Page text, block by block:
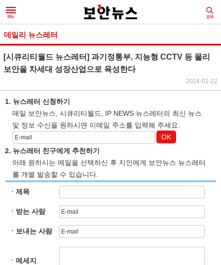
데일리 뉴스레터
[시큐리티월드 뉴스레터] 과기정통부, 지능형 CCTV 등 물리
보안을 차세대 성장산업으로 육성한다
2024-01-22
1. 뉴스레터 신청하기
매일 보안뉴스, 시큐리티월드, IP NEWS 뉴스레터의 최신 뉴스
및 정보 수신을 원하시면 이메일 주소를 입력해 주세요.
OK
2. 뉴스레터 친구에게 추천하기
아래 원하시는 메일을 선택하신 후 지인에게 보안뉴스 뉴스레터
를 개별 발송할 수 있습니다.
ㆍ제목
ㆍ받는 사람
ㆍ보내는 사람
ㆍ메세지